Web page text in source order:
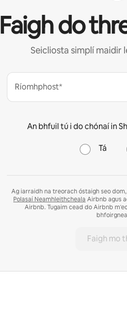
Faigh do
Seicliosta simplí maidir
Ríomhphost*
An bhfuil tú i do chónaí in
Tá
Ag iarraidh na treorach óstaigh seo
Polasaí Neamhleithcheala Airbnb agus
Airbnb. Tugaim cead do Airbnb
Faigh mo